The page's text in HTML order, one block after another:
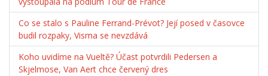
Co se stalo s Pauline Ferrand-Prévot? Její posed v časovce
budil rozpaky, Visma se nevzdává
Koho uvidíme na Vueltě? Účast potvrdili Pedersen a
Skjelmose, Van Aert chce červený dres